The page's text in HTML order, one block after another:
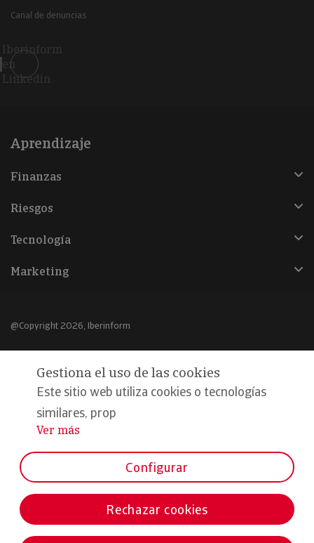
Canal de denuncias
Iberinform
en
Linkedin
Aprendizaje
Finanzas
Riesgos
Tecnología
Marketing
@Copyright 2026, Iberinform
Declaración de privacidad
Compromiso calidad y seguridad
Formamos parte de:
Gestiona el uso de las cookies
Este sitio web utiliza cookies o tecnologías
similares, prop
...
Ver más
Configurar
Rechazar cookies